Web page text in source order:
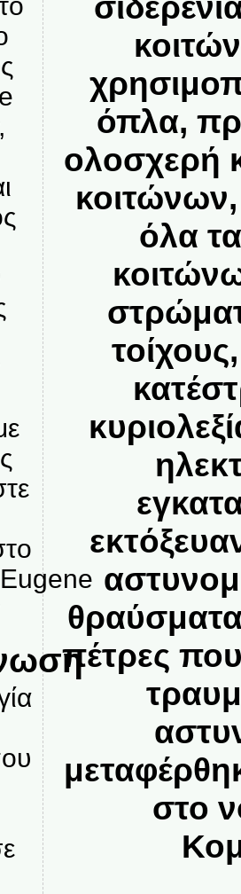
Eugene
όπλα,
ολοσχερή
όλα
θραύσματα
πέτρες
στο